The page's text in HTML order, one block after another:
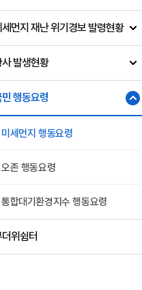
세먼지 재난 위기경보 발령현황
발생현황
행동요령
미세먼지 행동요령
오존 행동요령
통합대기환경지수 행동요령
위쉼터